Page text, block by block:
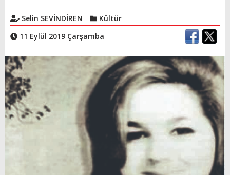
Selin SEVİNDİREN
Kültür
11 Eylül 2019 Çarşamba